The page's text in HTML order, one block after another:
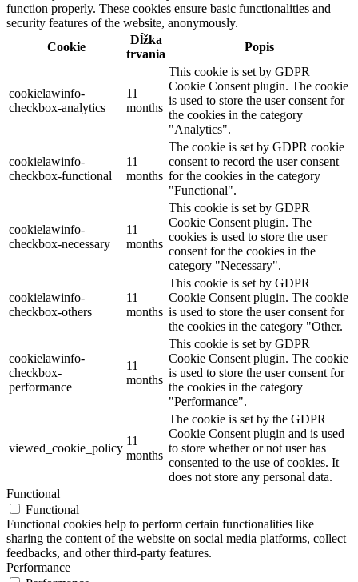
function properly. These cookies ensure basic functionalities and
security features of the website, anonymously.
Cookie
Dĺžka
trvania
Popis
cookielawinfo-
checkbox-analytics
11
months
This cookie is set by GDPR
Cookie Consent plugin. The cookie
is used to store the user consent for
the cookies in the category
"Analytics".
cookielawinfo-
checkbox-functional
11
months
The cookie is set by GDPR cookie
consent to record the user consent
for the cookies in the category
"Functional".
cookielawinfo-
checkbox-necessary
11
months
This cookie is set by GDPR
Cookie Consent plugin. The
cookies is used to store the user
consent for the cookies in the
category "Necessary".
cookielawinfo-
checkbox-others
11
months
This cookie is set by GDPR
Cookie Consent plugin. The cookie
is used to store the user consent for
the cookies in the category "Other.
cookielawinfo-
checkbox-
performance
11
months
This cookie is set by GDPR
Cookie Consent plugin. The cookie
is used to store the user consent for
the cookies in the category
"Performance".
viewed_cookie_policy
11
months
The cookie is set by the GDPR
Cookie Consent plugin and is used
to store whether or not user has
consented to the use of cookies. It
does not store any personal data.
Functional
Functional
Functional cookies help to perform certain functionalities like
sharing the content of the website on social media platforms, collect
feedbacks, and other third-party features.
Performance